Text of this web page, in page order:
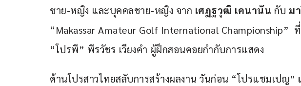
ชาย-หญิง และบุคคลชาย-หญิง จาก เศฏฐวุฒิ เคนานัน กับ ม
“Makassar Amateur Golf International Championship”
“โปรพี” พีรวัชร เวียงคำ ผู้ฝึกสอนคอยกำกับการแสดง
ด้านโปรสาวไทยสลับการสร้างผลงาน วันก่อน “โปรแชมเปญ”